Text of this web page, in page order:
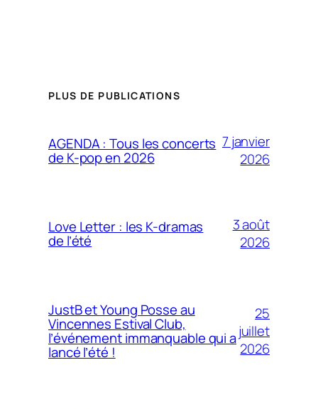
PLUS DE PUBLICATIONS
AGENDA : Tous les concerts
de K-pop en 2026
7 janvier
2026
Love Letter : les K-dramas
de l’été
3 août
2026
JustB et Young Posse au
Vincennes Estival Club,
l’événement immanquable qui a
lancé l’été !
25
juillet
2026